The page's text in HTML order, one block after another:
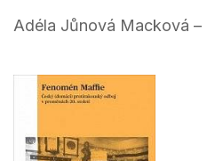
Adéla Jůnová Macková